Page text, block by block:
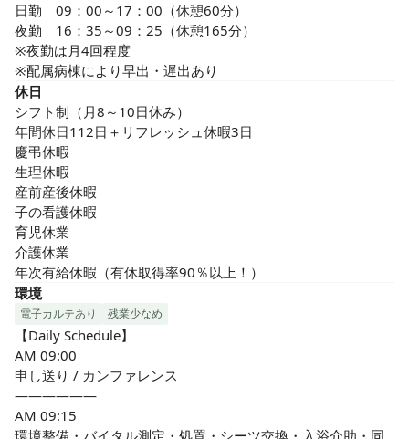
日勤　09：00～17：00（休憩60分）
夜勤　16：35～09：25（休憩165分）
※夜勤は月4回程度
※配属病棟により早出・遅出あり
休日
シフト制（月8～10日休み）
年間休日112日＋リフレッシュ休暇3日
慶弔休暇
生理休暇
産前産後休暇
子の看護休暇
育児休業
介護休業
年次有給休暇（有休取得率90％以上！）
環境
電子カルテあり 残業少なめ
【Daily Schedule】
AM 09:00
申し送り / カンファレンス
——————
AM 09:15
環境整備・バイタル測定・処置・シーツ交換・入浴介助・同